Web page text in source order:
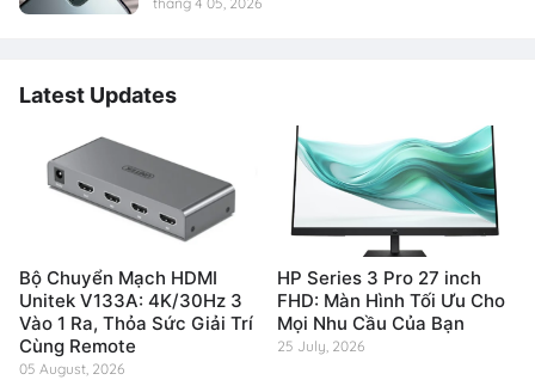
Latest Updates
Bộ Chuyển Mạch HDMI
Unitek V133A: 4K/30Hz 3
Vào 1 Ra, Thỏa Sức Giải Trí
Cùng Remote
05 August, 2026
HP Series 3 Pro 27 inch
FHD: Màn Hình Tối Ưu Cho
Mọi Nhu Cầu Của Bạn
25 July, 2026